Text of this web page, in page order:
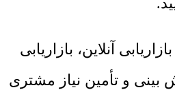
آنلاین، بازاریابی
بینی و تأمین نیاز مشتری